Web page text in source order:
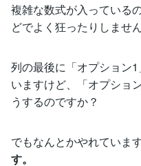
複雑な数式が入っている
どでよく狂ったりしませ
列の最後に「オプション
いますけど、「オプショ
うするのですか？
でもなんとかやれています
す。